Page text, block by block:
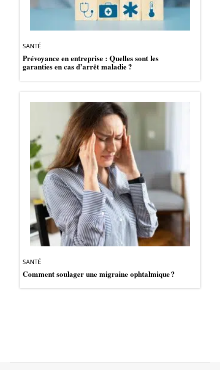
SANTÉ
Prévoyance en entreprise : Quelles sont les
garanties en cas d’arrêt maladie ?
SANTÉ
Comment soulager une migraine ophtalmique ?